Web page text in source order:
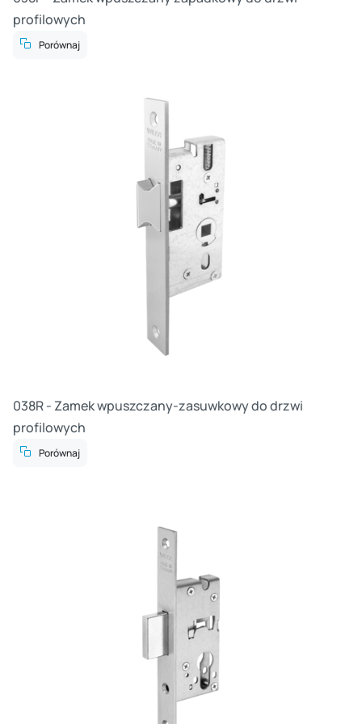
profilowych
Porównaj
038R - Zamek wpuszczany-zasuwkowy do drzwi
profilowych
Porównaj